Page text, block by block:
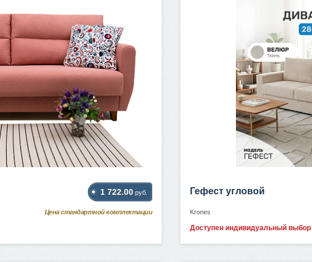
1 722.00 руб.
Цена стандартной комплектации
Гефест угловой
Krones
Доступен индивидуальный выбор